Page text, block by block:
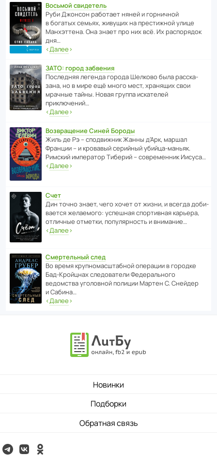
Восьмой свидетель
Руби Джонсон рабо­тает няней и горни­чной
в богатых семьях, живущих на прес­ти­жной улице
Манх­эт­тена. Она знает про них всё. Их распо­рядок
дня…
‹Далее›
ЗАТО: город забвения
После­дняя легенда города Шелково была расска­
зана, но в мире ещё много мест, хранящих свои
мрачные тайны. Новая группа иска­телей
приключений…
‹Далее›
Возвращение Синей Бороды
Жиль де Рэ – спод­ви­жник Жанны д’Арк, маршал
Франции – и кровавый серийный убийца-маньяк.
Римский импе­ратор Тиберий – совре­менник Иисуса…
‹Далее›
Счет
Дин точно знает, чего хочет от жизни, и всегда доби­
ва­ется жела­е­мого: успе­шная спор­ти­вная карьера,
отли­чные отметки, попу­ля­р­ность и внимание…
‹Далее›
Смертельный след
Во время круп­но­мас­ш­та­бной операции в городке
Бад‑Крой­цнах следо­ва­тели Феде­раль­ного
ведомства уголо­вной полиции Мартен С. Снейдер
и Сабина…
‹Далее›
Новинки
Подборки
Обратная связь